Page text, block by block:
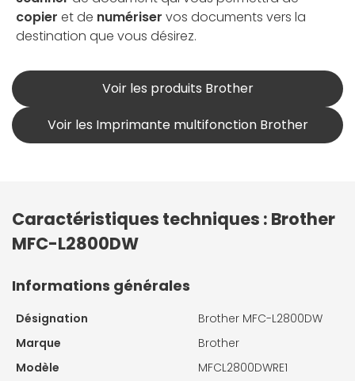
copier et de numériser vos documents vers la
destination que vous désirez.
Voir les produits Brother
Voir les Imprimante multifonction Brother
Caractéristiques techniques : Brother
MFC-L2800DW
Informations générales
Désignation
Brother MFC-L2800DW
Marque
Brother
Modèle
MFCL2800DWRE1